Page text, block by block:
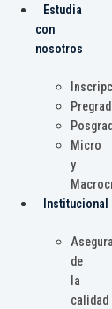
Estudia
con
nosotros
Micro
y
Institucional
de
la
calidad